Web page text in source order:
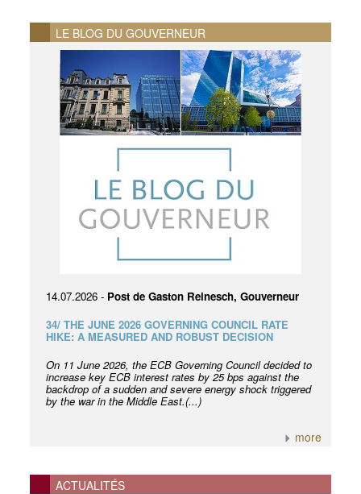
LE BLOG DU GOUVERNEUR
14.07.2026 - Post de Gaston Reinesch, Gouverneur
34/ THE JUNE 2026 GOVERNING COUNCIL RATE
HIKE: A MEASURED AND ROBUST DECISION
On 11 June 2026, the ECB Governing Council decided to
increase key ECB interest rates by 25 bps against the
backdrop of a sudden and severe energy shock triggered
by the war in the Middle East.(...)
more
ACTUALITÉS